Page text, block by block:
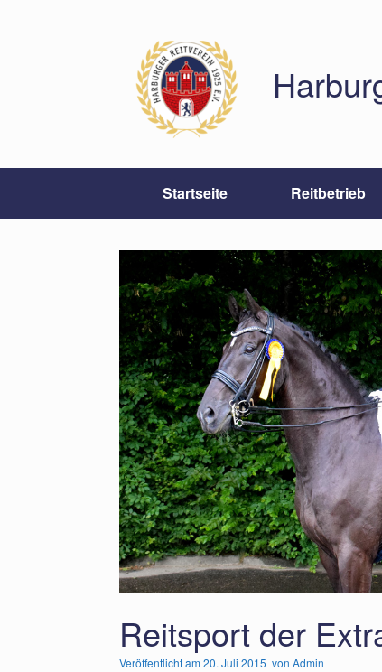
Startseite Reitbetrieb
Reitsport der
Veröffentlicht am20. Juli 2015 von Admin